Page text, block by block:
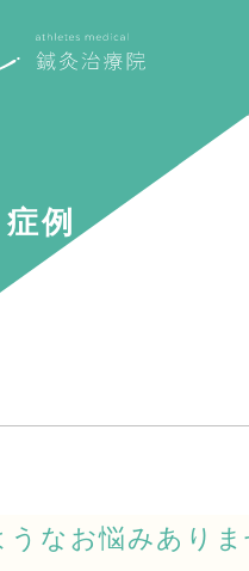
例
うなお悩みありま